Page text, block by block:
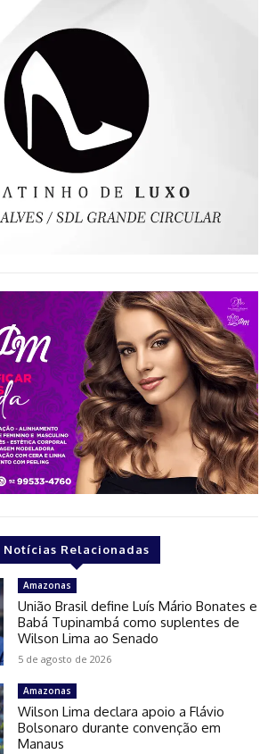
Notícias Relacionadas
Amazonas
União Brasil define Luís Mário Bonates e
Babá Tupinambá como suplentes de
Wilson Lima ao Senado
5 de agosto de 2026
Amazonas
Wilson Lima declara apoio a Flávio
Bolsonaro durante convenção em
Manaus